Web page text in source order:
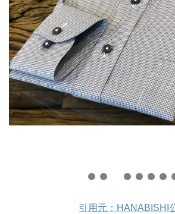
引用元：HANABISHI